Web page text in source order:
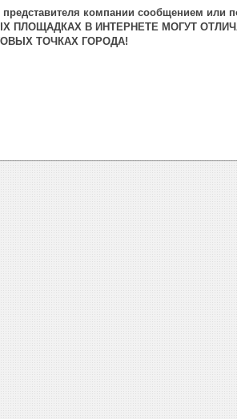
компании сообщением или
ПЛОЩАДКАХ В ИНТЕРНЕТЕ МОГУТ
ТОЧКАХ ГОРОДА!